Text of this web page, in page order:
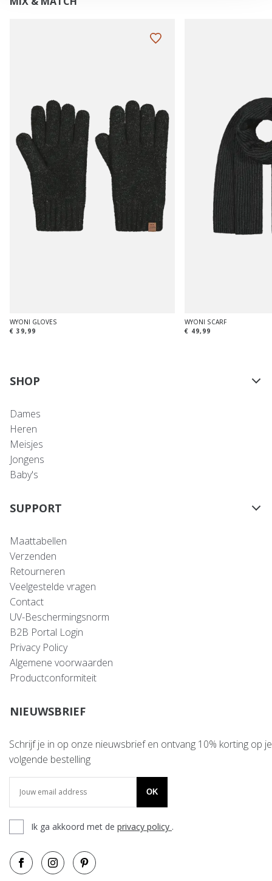
WYONI GLOVES
€ 39,99
WYONI SCARF
€ 49,99
SHOP
Dames
Heren
Meisjes
Jongens
Baby's
SUPPORT
Maattabellen
Verzenden
Retourneren
Veelgestelde vragen
Contact
UV-Beschermingsnorm
B2B Portal Login
Privacy Policy
Algemene voorwaarden
Productconformiteit
NIEUWSBRIEF
Schrijf je in op onze nieuwsbrief en ontvang 10% korting op je
volgende bestelling
OK
Ik ga akkoord met de privacy policy .